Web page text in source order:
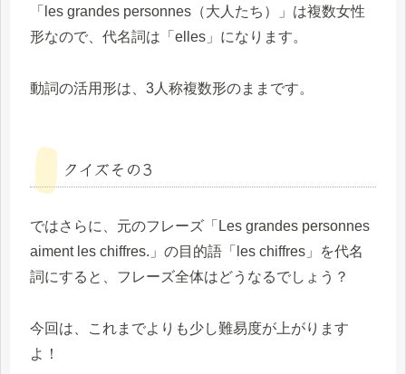
「les grandes personnes（大人たち）」は複数女性
形なので、代名詞は「elles」になります。
動詞の活用形は、3人称複数形のままです。
クイズその3
ではさらに、元のフレーズ「Les grandes personnes
aiment les chiffres.」の目的語「les chiffres」を代名
詞にすると、フレーズ全体はどうなるでしょう？
今回は、これまでよりも少し難易度が上がります
よ！